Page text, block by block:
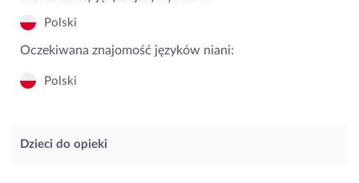
Polski
Oczekiwana znajomość języków niani:
Polski
Dzieci do opieki